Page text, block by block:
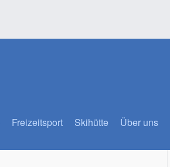
Freizeitsport Skihütte Über uns